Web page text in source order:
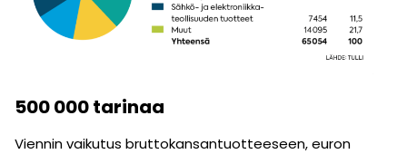
500 000 tarinaa
Viennin vaikutus bruttokansantuotteeseen, euron